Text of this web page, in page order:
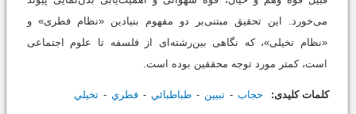
می‌خورد. این تحقیق مبتنی‌بر دو مفهوم بنیادین «نظام فطری» و
«نظام تخیلی»، که نگاهی بین‌رشته‌ای از فلسفه تا علوم اجتماعی
است، کمتر مورد توجه محققین بوده است.
کلمات کلیدی: حجاب تبيين طباطبائي فطري تخيلي